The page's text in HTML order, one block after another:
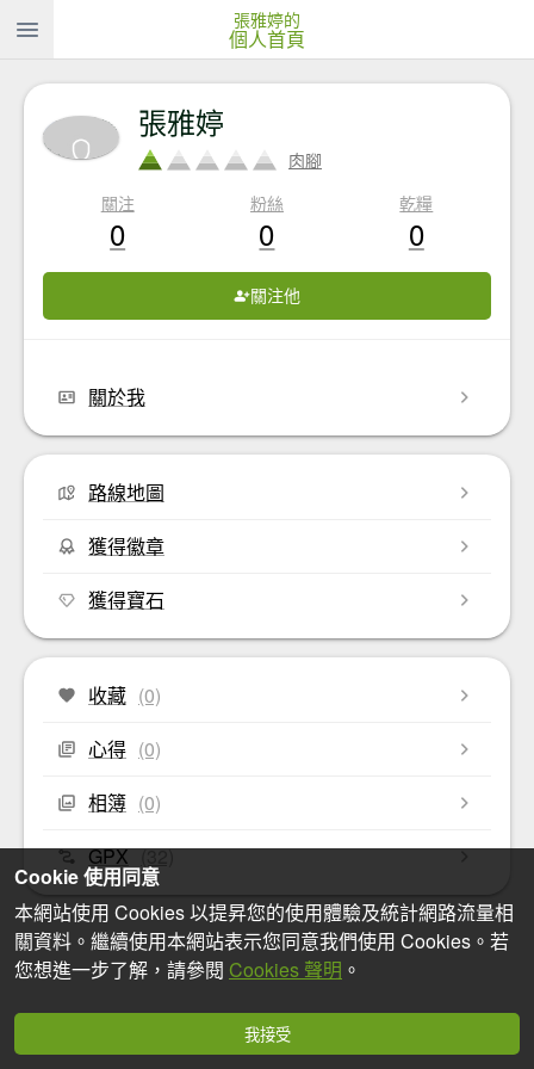
張雅婷的
個人首頁
張雅婷
肉腳
關注
0
粉絲
0
乾糧
0
關注他
關於我
路線地圖
獲得徽章
獲得寶石
收藏 (0)
心得 (0)
相簿 (0)
GPX (32)
Cookie 使用同意
本網站使用 Cookies 以提昇您的使用體驗及統計網路流量相
關資料。繼續使用本網站表示您同意我們使用 Cookies。若
您想進一步了解，請參閱 Cookies 聲明 。
我接受